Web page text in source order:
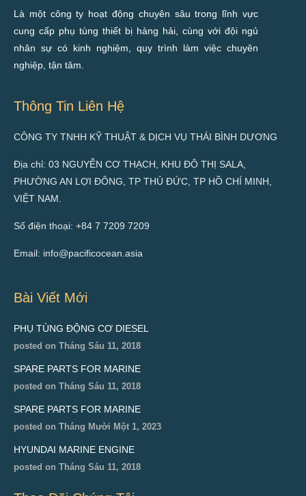
Là một công ty hoạt động chuyên sâu trong lĩnh vực
cung cấp phụ tùng thiết bị hàng hải, cùng với đội ngủ
nhân sự có kinh nghiệm, quy trình làm việc chuyên
nghiệp, tận tâm.
Thông Tin Liên Hệ
CÔNG TY TNHH KỸ THUẬT & DỊCH VỤ THÁI BÌNH DƯƠNG
Địa chỉ: 03 NGUYỄN CƠ THẠCH, KHU ĐÔ THỊ SALA,
PHƯỜNG AN LỢI ĐÔNG, TP THỦ ĐỨC, TP HỒ CHÍ MINH,
VIỆT NAM.
Số điện thoại: +84 7 7209 7209
Email: info@pacificocean.asia
Bài Viết Mới
PHỤ TÙNG ĐỘNG CƠ DIESEL
posted on Tháng Sáu 11, 2018
SPARE PARTS FOR MARINE
posted on Tháng Sáu 11, 2018
SPARE PARTS FOR MARINE
posted on Tháng Mười Một 1, 2023
HYUNDAI MARINE ENGINE
posted on Tháng Sáu 11, 2018